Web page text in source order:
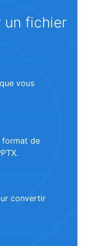
un fichier
vous
format de
convertir